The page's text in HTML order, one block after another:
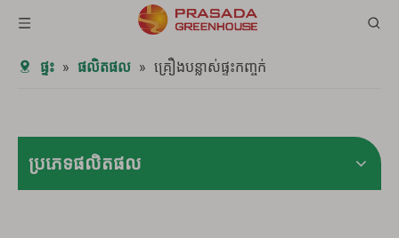
ផ្ទះ » ផលិតផល » គ្រឿងបន្លាស់ផ្ទះកញ្ចក់
ប្រភេទផលិតផល